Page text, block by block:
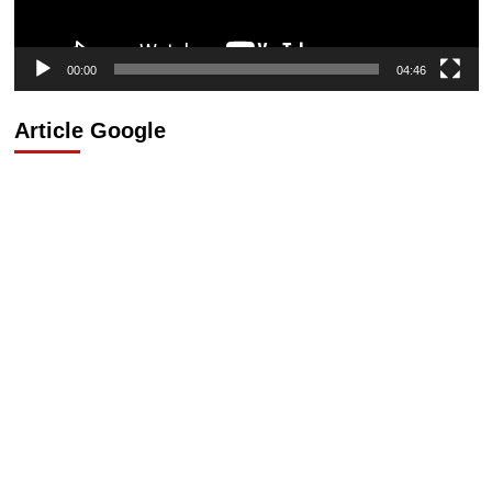
00:00 04:46
Article Google